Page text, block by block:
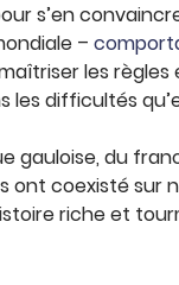
s’en
–
les règles
les difficultés
gauloise, du
ont coexisté sur
riche et